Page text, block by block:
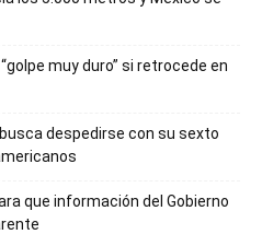
muy duro” si retrocede en
despedirse con su sexto
que información del Gobierno